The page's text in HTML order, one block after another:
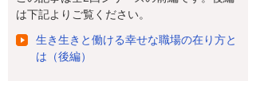
は下記よりご覧ください。
生き生きと働ける幸せな職場の在り方と
は（後編）